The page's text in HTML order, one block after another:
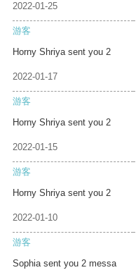
2022-01-25
游客
Horny Shriya sent you 2
2022-01-17
游客
Horny Shriya sent you 2
2022-01-15
游客
Horny Shriya sent you 2
2022-01-10
游客
Sophia sent you 2 messa